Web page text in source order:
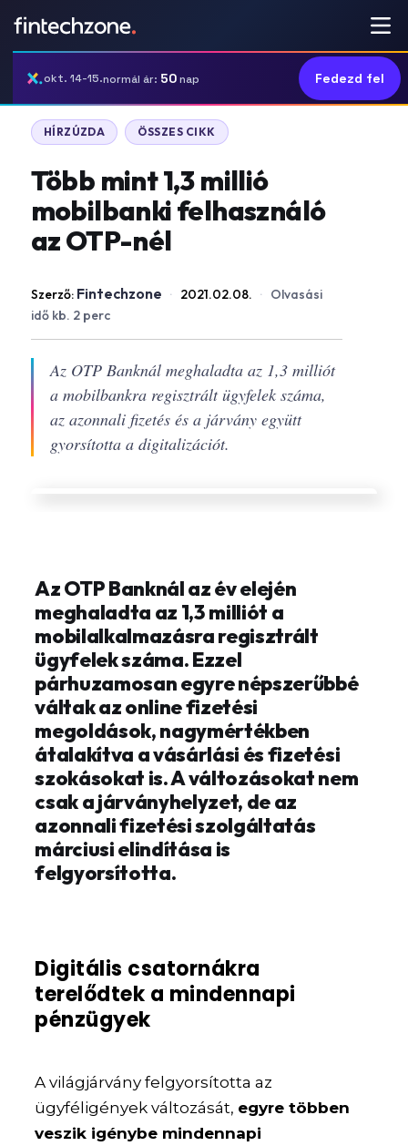
okt. 14-15.normál ár: 50nap Fedezd fel
HÍRZÚZDA ÖSSZES CIKK
Több mint 1,3 millió
mobilbanki felhasználó
az OTP-nél
Szerző: Fintechzone · 2021.02.08. · Olvasási
idő kb. 2 perc
Az OTP Banknál meghaladta az 1,3 milliót
a mobilbankra regisztrált ügyfelek száma,
az azonnali fizetés és a járvány együtt
gyorsította a digitalizációt.
Az OTP Banknál az év elején
meghaladta az 1,3 milliót a
mobilalkalmazásra regisztrált
ügyfelek száma. Ezzel
párhuzamosan egyre népszerűbbé
váltak az online fizetési
megoldások, nagymértékben
átalakítva a vásárlási és fizetési
szokásokat is. A változásokat nem
csak a járványhelyzet, de az
azonnali fizetési szolgáltatás
márciusi elindítása is
felgyorsította.
Digitális csatornákra
terelődtek a mindennapi
pénzügyek
A világjárvány felgyorsította az
ügyféligények változását, egyre többen
veszik igénybe mindennapi